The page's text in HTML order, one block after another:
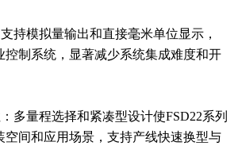
持模拟量输出和直接毫米单位显示，
控制系统，显著减少系统集成难度和开
多量程选择和紧凑型设计使FSD22系列
空间和应用场景，支持产线快速换型与